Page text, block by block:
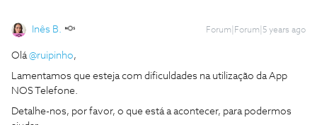
Inês B. Forum|Forum|5 years ago
Olá@ruipinho,
Lamentamos que esteja com dificuldades na utilização da App
NOS Telefone.
Detalhe-nos, por favor, o que está a acontecer, para podermos